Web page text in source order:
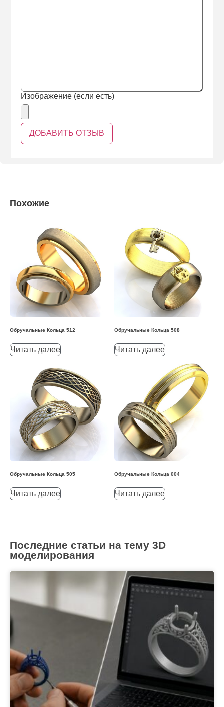
Изображение (если есть)
Похожие
Обручальные Кольца 512
Читать далее
Обручальные Кольца 508
Читать далее
Обручальные Кольца 505
Читать далее
Обручальные Кольца 004
Читать далее
Последние статьи на тему 3D
моделирования